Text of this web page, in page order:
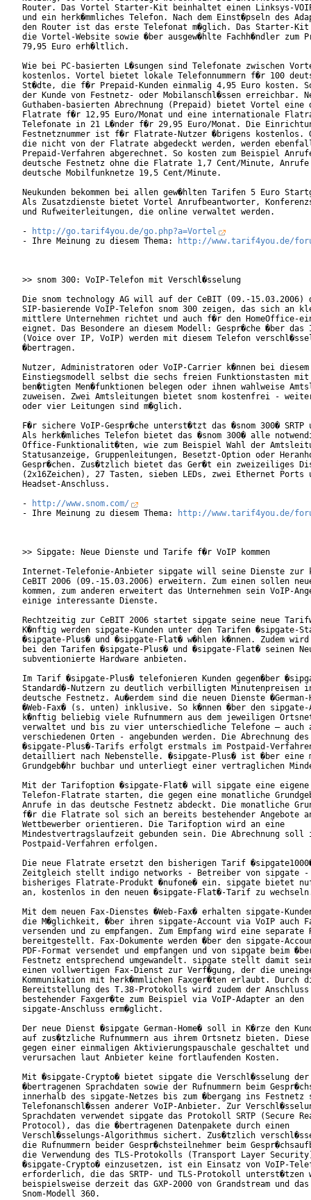
Router. Das Vortel Starter-Kit beinhaltet einen Linksys-
und ein herk�mmliches Telefon. Nach dem Einst�pseln des
den Router ist das erste Telefonat m�glich. Das Starter-
die Vortel-Website sowie �ber ausgew�hlte Fachh�ndler zum
79,95 Euro erh�ltlich.
Wie bei PC-basierten L�sungen sind Telefonate zwischen
kostenlos. Vortel bietet lokale Telefonnummern f�r 100
St�dte, die f�r Prepaid-Kunden einmalig 4,95 Euro kosten.
der Kunde von Festnetz- oder Mobilanschl�ssen erreichbar.
Guthaben-basierten Abrechnung (Prepaid) bietet Vortel eine
Flatrate f�r 12,95 Euro/Monat und eine internationale
Telefonate in 21 L�nder f�r 29,95 Euro/Monat. Die
Festnetznummer ist f�r Flatrate-Nutzer �brigens kostenlos.
die nicht von der Flatrate abgedeckt werden, werden
Prepaid-Verfahren abgerechnet. So kosten zum Beispiel
deutsche Festnetz ohne die Flatrate 1,7 Cent/Minute,
deutsche Mobilfunknetze 19,5 Cent/Minute.
Neukunden bekommen bei allen gew�hlten Tarifen 5 Euro
Als Zusatzdienste bietet Vortel Anrufbeantworter,
und Rufweiterleitungen, die online verwaltet werden.
-
http://go.tarif4you.de/go.php?a=Vortel
- Ihre Meinung zu diesem Thema:
http://www.tarif4you.de/
>> snom 300: VoIP-Telefon mit Verschl�sselung
Die snom technology AG will auf der CeBIT (09.-15.03.2006)
SIP-basierende VoIP-Telefon snom 300 zeigen, das sich an
mittlere Unternehmen richtet und auch f�r den HomeOffice-
eignet. Das Besondere an diesem Modell: Gespr�che �ber
(Voice over IP, VoIP) werden mit diesem Telefon
�bertragen.
Nutzer, Administratoren oder VoIP-Carrier k�nnen bei diesem
Einstiegsmodell selbst die sechs freien Funktionstasten mit
ben�tigten Men�funktionen belegen oder ihnen wahlweise
zuweisen. Zwei Amtsleitungen bietet snom kostenfrei -
oder vier Leitungen sind m�glich.
F�r sichere VoIP-Gespr�che unterst�tzt das �snom 300� SRTP
Als herk�mliches Telefon bietet das �snom 300� alle
Office-Funktionalit�ten, wie zum Beispiel Wahl der
Statusanzeige, Gruppenleitungen, Besetzt-Option oder
Gespr�chen. Zus�tzlich bietet das Ger�t ein zweizeiliges
(2x16Zeichen), 27 Tasten, sieben LEDs, zwei Ethernet Ports
Headset-Anschluss.
-
http://www.snom.com/
- Ihre Meinung zu diesem Thema:
http://www.tarif4you.de/
>> Sipgate: Neue Dienste und Tarife f�r VoIP kommen
Internet-Telefonie-Anbieter sipgate will seine Dienste zur
CeBIT 2006 (09.-15.03.2006) erweitern. Zum einen sollen
kommen, zum anderen erweitert das Unternehmen sein VoIP-
einige interessante Dienste.
Rechtzeitig zur CeBIT 2006 startet sipgate seine neue
K�nftig werden sipgate-Kunden unter den Tarifen �sipgate-
�sipgate-Plus� und �sipgate-Flat� w�hlen k�nnen. Zudem
bei den Tarifen �sipgate-Plus� und �sipgate-Flat� seinen
subventionierte Hardware anbieten.
Im Tarif �sipgate-Plus� telefonieren Kunden gegen�ber
Standard�-Nutzern zu deutlich verbilligten Minutenpreisen
deutsche Festnetz. Au�erdem sind die neuen Dienste �German-
�Web-Fax� (s. unten) inklusive. So k�nnen �ber den sipgate-
k�nftig beliebig viele Rufnummern aus dem jeweiligen
verwaltet und bis zu vier unterschiedliche Telefone – auch
verschiedenen Orten - angebunden werden. Die Abrechnung des
�sipgate-Plus�-Tarifs erfolgt erstmals im Postpaid-
detailliert nach Nebenstelle. �sipgate-Plus� ist �ber eine
Grundgeb�hr buchbar und unterliegt einer
Mit der Tarifoption �sipgate-Flat� will sipgate eine eigene
Telefon-Flatrate starten, die gegen eine monatliche
Anrufe in das deutsche Festnetz abdeckt. Die monatliche
f�r die Flatrate sol sich an bereits bestehender Angebote
Wettbewerber orientieren. Die Tarifoption wird an eine
Mindestvertragslaufzeit gebunden sein. Die Abrechnung soll
Postpaid-Verfahren erfolgen.
Die neue Flatrate ersetzt den bisherigen Tarif
Zeitgleich stellt indigo networks - Betreiber von sipgate -
bisheriges Flatrate-Produkt �nufone� ein. sipgate bietet
an, kostenlos in den neuen �sipgate-Flat�-Tarif zu
Mit dem neuen Fax-Dienstes �Web-Fax� erhalten sipgate-
die M�glichkeit, �ber ihren sipgate-Account via VoIP auch
versenden und zu empfangen. Zum Empfang wird eine separate
bereitgestellt. Fax-Dokumente werden �ber den sipgate-
PDF-Format versendet und empfangen und von sipgate beim
Festnetz entsprechend umgewandelt. sipgate stellt damit
einen vollwertigen Fax-Dienst zur Verf�gung, der die
Kommunikation mit herk�mmlichen Faxger�ten erlaubt. Durch
Bereitstellung des T.38-Protokolls wird zudem der Anschluss
bestehender Faxger�te zum Beispiel via VoIP-Adapter an den
sipgate-Anschluss erm�glicht.
Der neue Dienst �sipgate German-Home� soll in K�rze den
auf zus�tzliche Rufnummern aus ihrem Ortsnetz bieten. Diese
gegen einer einmaligen Aktivierungspauschale geschaltet und
verursachen laut Anbieter keine fortlaufenden Kosten.
Mit �sipgate-Crypto� bietet sipgate die Verschl�sselung der
�bertragenen Sprachdaten sowie der Rufnummern beim
innerhalb des sipgate-Netzes bis zum �bergang ins Festnetz
Telefonanschl�ssen anderer VoIP-Anbieter. Zur
Sprachdaten verwendet sipgate das Protokoll SRTP (Secure
Protocol), das die �bertragenen Datenpakete durch einen
Verschl�sselungs-Algorithmus sichert. Zus�tzlich
die Rufnummern beider Gespr�chsteilnehmer beim
die Verwendung des TLS-Protokolls (Transport Layer
�sipgate-Crypto� einzusetzen, ist ein Einsatz von VoIP-
erforderlich, die das SRTP- und TLS-Protokoll unterst�tzen
beispielsweise derzeit das GXP-2000 von Grandstream und das
Snom-Modell 360.